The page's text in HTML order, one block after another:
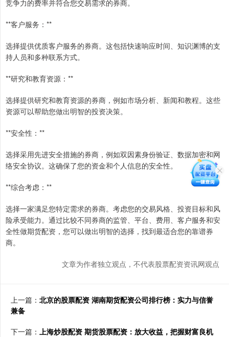
竞争力的费率并符合您交易需求的券商。
**客户服务：**
选择提供优质客户服务的券商。这包括快速响应时间、知识渊博的支
持人员和多种联系方式。
**研究和教育资源：**
选择提供研究和教育资源的券商，例如市场分析、新闻和教程。这些
资源可以帮助您做出明智的投资决策。
**安全性：**
选择采用先进安全措施的券商，例如双因素身份验证、数据加密和网
络安全协议。这确保了您的资金和个人信息的安全性。
**综合考虑：**
选择一家满足您特定需求的券商。考虑您的交易风格、投资目标和风
险承受能力。通过比较不同券商的监管、平台、费用、客户服务和安
全性做期货配资，您可以做出明智的选择，找到最适合您的靠谱券
商。
文章为作者独立观点，不代表股票配资资讯网观点
上一篇： 北京的股票配资 湖南期货配资公司排行榜：实力与信誉
兼备
下一篇： 上海炒股配资 期货股票配资：放大收益，把握财富良机